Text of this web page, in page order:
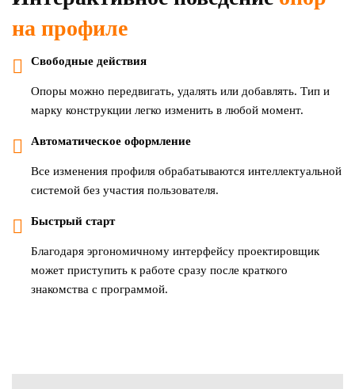
на профиле
Свободные действия
Опоры можно передвигать, удалять или добавлять. Тип и
марку конструкции легко изменить в любой момент.
Автоматическое оформление
Все изменения профиля обрабатываются интеллектуальной
системой без участия пользователя.
Быстрый старт
Благодаря эргономичному интерфейсу проектировщик
может приступить к работе сразу после краткого
знакомства с программой.